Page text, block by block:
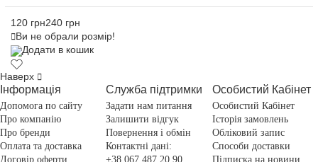
120 грн240 грн
Ви не обрали розмір!
Додати в кошик
Наверх
Інформація
Допомога по сайту
Про компанію
Про бренди
Оплата та доставка
Договір оферти
Служба підтримки
Задати нам питання
Залишити відгук
Повернення і обмін
Контактні дані:
+38 067 487 20 90
Особистий Кабінет
Особистий Кабінет
Історія замовлень
Обліковий запис
Способи доставки
Підписка на новини